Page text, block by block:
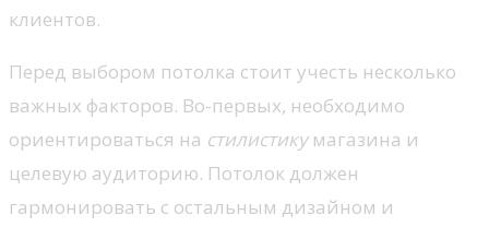
клиентов.
Перед выбором потолка стоит учесть несколько
важных факторов. Во-первых, необходимо
ориентироваться на стилистикумагазина и
целевую аудиторию. Потолок должен
гармонировать с остальным дизайном и